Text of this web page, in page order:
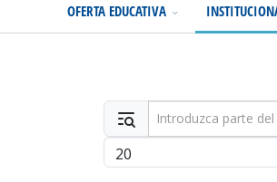
OFERTA EDUCATIVA
Introduzca parte del título
Cantidad a mostrar